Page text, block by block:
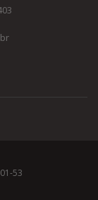
53